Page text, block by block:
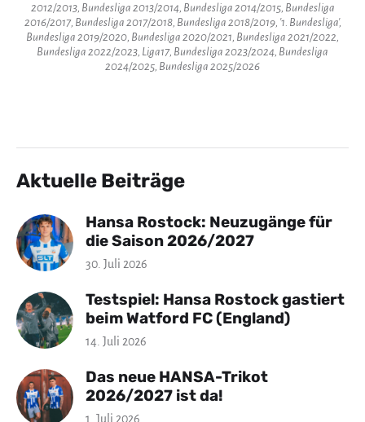
2012/2013, Bundesliga 2013/2014, Bundesliga 2014/2015, Bundesliga
2016/2017, Bundesliga 2017/2018, Bundesliga 2018/2019, '1. Bundesliga',
Bundesliga 2019/2020, Bundesliga 2020/2021, Bundesliga 2021/2022,
Bundesliga 2022/2023, Liga17, Bundesliga 2023/2024, Bundesliga
2024/2025, Bundesliga 2025/2026
Aktuelle Beiträge
Hansa Rostock: Neuzugänge für
die Saison 2026/2027
30. Juli 2026
Testspiel: Hansa Rostock gastiert
beim Watford FC (England)
14. Juli 2026
Das neue HANSA-Trikot
2026/2027 ist da!
1. Juli 2026